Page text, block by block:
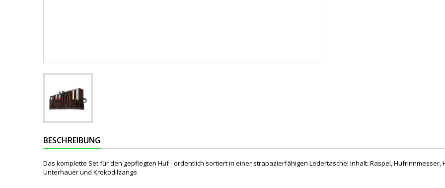
BESCHREIBUNG
Das komplette Set für den gepflegten Huf - ordentlich sortiert in einer strapazierfähigen Ledertasche! Inhalt: Raspel, Hufrinnmesser,
Unterhauer und Krokodilzange.